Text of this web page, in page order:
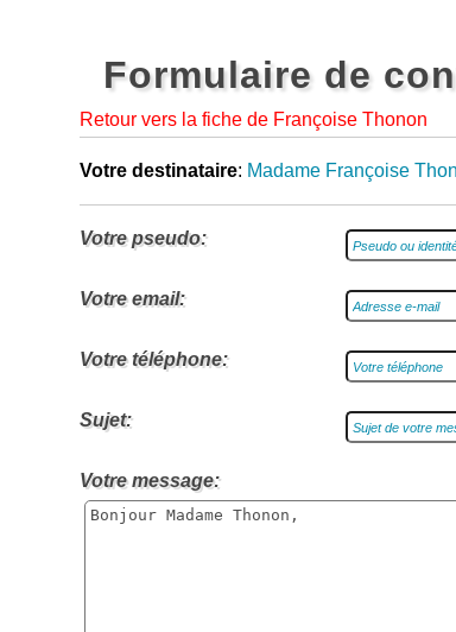
Formulaire de
Retour vers la fiche de Françoise Thonon
Votre destinataire: Madame Françoise
Votre pseudo:
Votre email:
Votre téléphone:
Sujet:
Votre message: